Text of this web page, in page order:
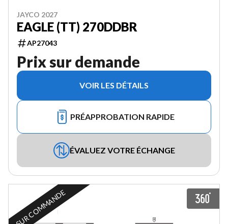
JAYCO 2027
EAGLE (TT) 270DDBR
AP27043
Prix sur demande
VOIR LES DÉTAILS
PRÉAPPROBATION RAPIDE
ÉVALUEZ VOTRE ÉCHANGE
SUR COMMANDE